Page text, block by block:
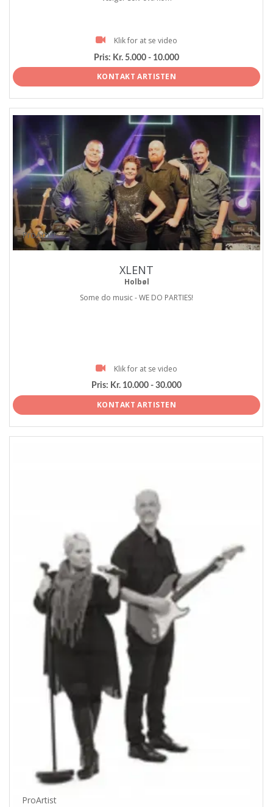
Klik for at se video
Pris: Kr. 5.000 - 10.000
KONTAKT ARTISTEN
ProArtist
XLENT
Holbøl
Some do music - WE DO PARTIES!
Klik for at se video
Pris: Kr. 10.000 - 30.000
KONTAKT ARTISTEN
ProArtist